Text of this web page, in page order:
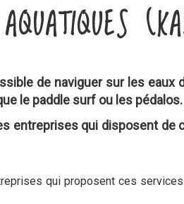
de naviguer sur les eaux
le paddle surf ou les pédalos.
entreprises qui disposent de
qui proposent ces